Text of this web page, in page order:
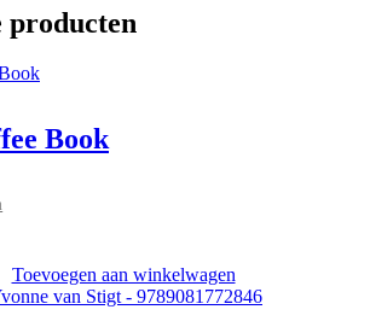
producten
Book
Toevoegen aan winkelwagen